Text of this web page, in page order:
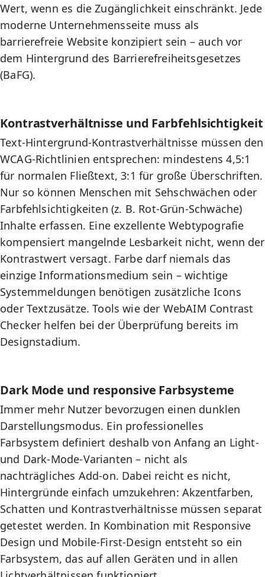
Wert, wenn es die Zugänglichkeit einschränkt. Jede
moderne Unternehmensseite muss als
barrierefreie Websitekonzipiert sein – auch vor
dem Hintergrund des Barrierefreiheitsgesetzes
(BaFG).
Kontrastverhältnisse und Farbfehlsichtigkeit
Text-Hintergrund-Kontrastverhältnisse müssen den
WCAG-Richtlinien entsprechen: mindestens 4,5:1
für normalen Fließtext, 3:1 für große Überschriften.
Nur so können Menschen mit Sehschwächen oder
Farbfehlsichtigkeiten (z. B. Rot-Grün-Schwäche)
Inhalte erfassen. Eine exzellenteWebtypografie
kompensiert mangelnde Lesbarkeit nicht, wenn der
Kontrastwert versagt. Farbe darf niemals das
einzige Informationsmedium sein – wichtige
Systemmeldungen benötigen zusätzliche Icons
oder Textzusätze. Tools wie der WebAIM Contrast
Checker helfen bei der Überprüfung bereits im
Designstadium.
Dark Mode und responsive Farbsysteme
Immer mehr Nutzer bevorzugen einen dunklen
Darstellungsmodus. Ein professionelles
Farbsystem definiert deshalb von Anfang an Light-
und Dark-Mode-Varianten – nicht als
nachträgliches Add-on. Dabei reicht es nicht,
Hintergründe einfach umzukehren: Akzentfarben,
Schatten und Kontrastverhältnisse müssen separat
getestet werden. In Kombination mit Responsive
Design und Mobile-First-Design entsteht so ein
Farbsystem, das auf allen Geräten und in allen